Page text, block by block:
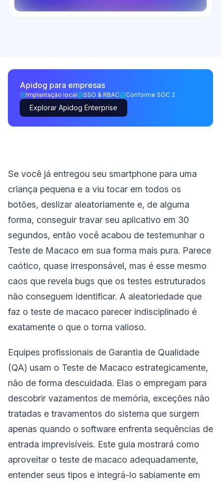
Apidog para empresas
Implantação local SSO & RBAC Conforme SOC 2
Explorar Apidog Enterprise
Se você já entregou seu smartphone para uma
criança pequena e a viu tocar em todos os
botões, deslizar aleatoriamente e, de alguma
forma, conseguir travar seu aplicativo em 30
segundos, então você acabou de testemunhar o
Teste de Macaco em sua forma mais pura. Parece
caótico, quase irresponsável, mas é esse mesmo
caos que revela bugs que os testes estruturados
não conseguem identificar. A aleatoriedade que
faz o teste de macaco parecer indisciplinado é
exatamente o que o torna valioso.
Equipes profissionais de Garantia de Qualidade
(QA) usam o Teste de Macaco estrategicamente,
não de forma descuidada. Elas o empregam para
descobrir vazamentos de memória, exceções não
tratadas e travamentos do sistema que surgem
apenas quando o software enfrenta sequências de
entrada imprevisíveis. Este guia mostrará como
aproveitar o teste de macaco adequadamente,
entender seus tipos e integrá-lo sabiamente em